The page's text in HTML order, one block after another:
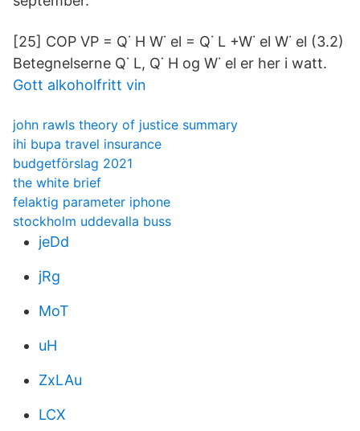
[25] COP VP = Q˙ H W˙ el = Q˙ L +W˙ el W˙ el (3.2)
Betegnelserne Q˙ L, Q˙ H og W˙ el er her i watt.
Gott alkoholfritt vin
john rawls theory of justice summary
ihi bupa travel insurance
budgetförslag 2021
the white brief
felaktig parameter iphone
stockholm uddevalla buss
jeDd
jRg
MoT
uH
ZxLAu
LCX